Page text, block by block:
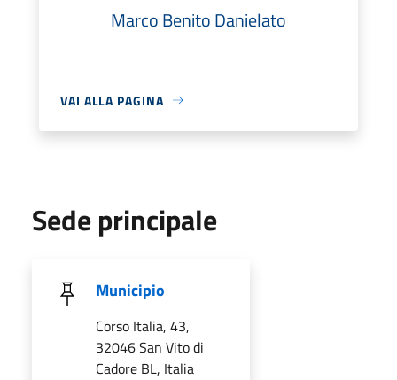
Marco Benito Danielato
VAI ALLA PAGINA
Sede principale
Municipio
Corso Italia, 43,
32046 San Vito di
Cadore BL, Italia